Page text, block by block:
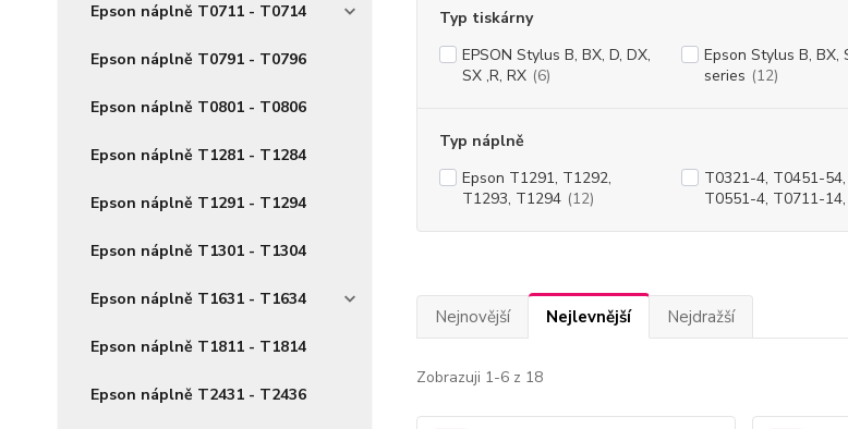
Epson náplně T0711 - T0714
Epson náplně T0791 - T0796
Epson náplně T0801 - T0806
Epson náplně T1281 - T1284
Epson náplně T1291 - T1294
Epson náplně T1301 - T1304
Epson náplně T1631 - T1634
Epson náplně T1811 - T1814
Epson náplně T2431 - T2436
Typ tiskárny
EPSON Stylus B, BX, D, DX,
SX ,R, RX (6)
Epson Stylus B, BX,
series (12)
Typ náplně
Epson T1291, T1292,
T1293, T1294 (12)
T0321-4, T0451-54,
T0551-4, T0711-14,
Nejnovější Nejlevnější Nejdražší
Zobrazuji 1-6 z 18